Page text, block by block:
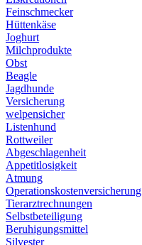
Feinschmecker
Hüttenkäse
Joghurt
Milchprodukte
Obst
Beagle
Jagdhunde
Versicherung
welpensicher
Listenhund
Rottweiler
Abgeschlagenheit
Appetitlosigkeit
Atmung
Operationskostenversicherung
Tierarztrechnungen
Selbstbeteiligung
Beruhigungsmittel
Silvester